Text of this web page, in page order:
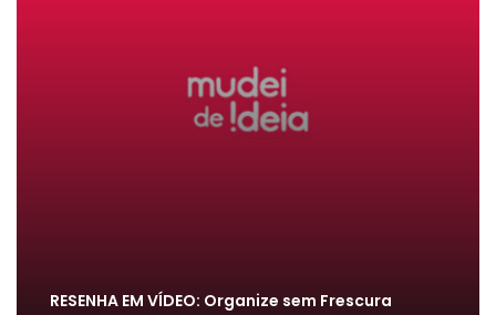
RESENHA EM VÍDEO: Organize sem Frescura